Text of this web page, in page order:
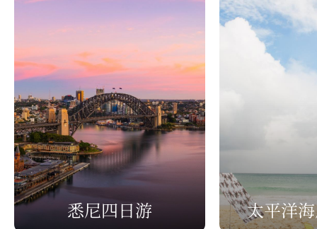
悉尼四日游 太平洋